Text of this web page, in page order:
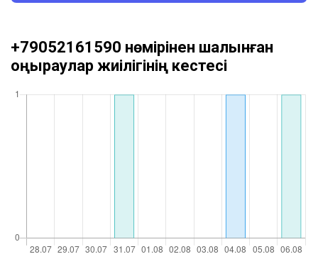
+79052161590 нөмірінен шалынған
қоңыраулар жиілігінің кестесі